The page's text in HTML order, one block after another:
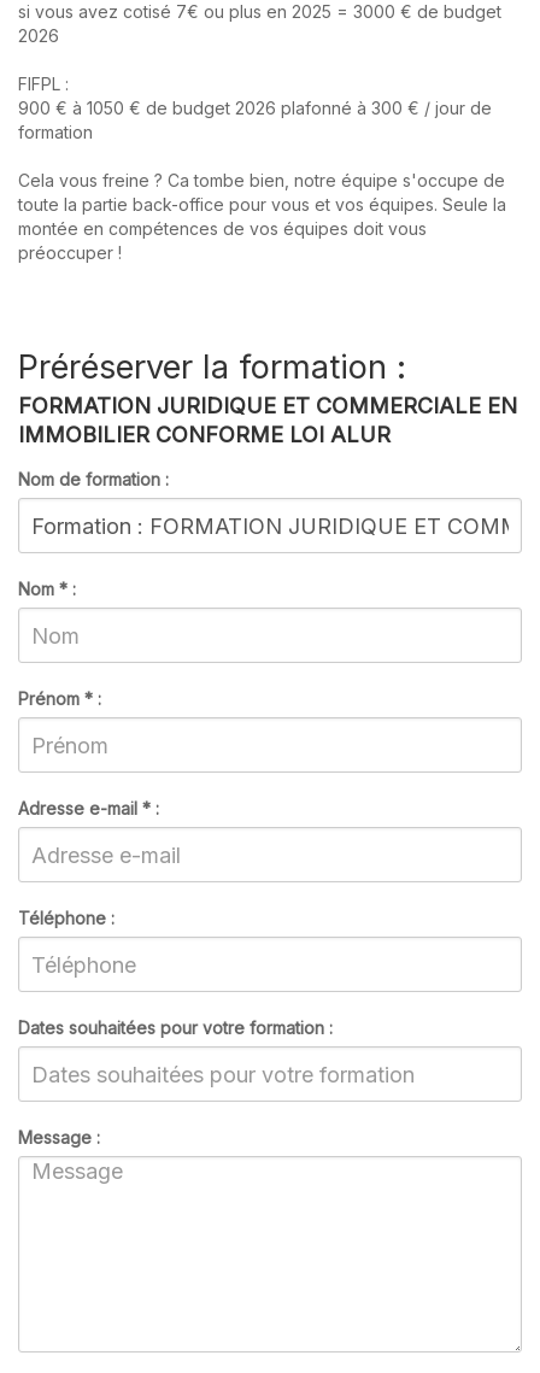
si vous avez cotisé 7€ ou plus en 2025 = 3000 € de budget
2026
FIFPL :
900 € à 1050 € de budget 2026 plafonné à 300 € / jour de
formation
Cela vous freine ? Ca tombe bien, notre équipe s'occupe de
toute la partie back-office pour vous et vos équipes. Seule la
montée en compétences de vos équipes doit vous
préoccuper !
Préréserver la formation :
FORMATION JURIDIQUE ET COMMERCIALE EN
IMMOBILIER CONFORME LOI ALUR
Nom de formation :
Nom * :
Prénom * :
Adresse e-mail * :
Téléphone :
Dates souhaitées pour votre formation :
Message :